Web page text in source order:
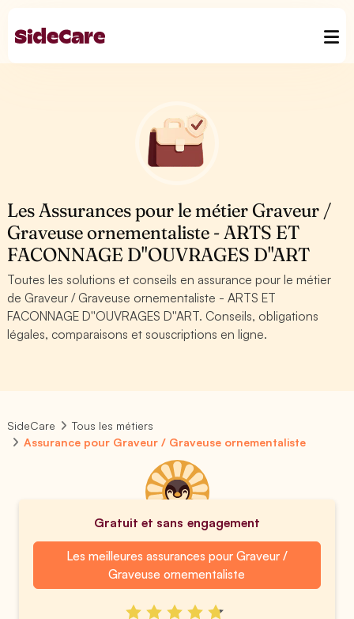
Les Assurances pour le métier Graveur /
Graveuse ornementaliste - ARTS ET
FACONNAGE D''OUVRAGES D''ART
Toutes les solutions et conseils en assurance pour le métier
de Graveur / Graveuse ornementaliste - ARTS ET
FACONNAGE D''OUVRAGES D''ART. Conseils, obligations
légales, comparaisons et souscriptions en ligne.
SideCare
Tous les métiers
Assurance pour Graveur / Graveuse ornementaliste
Gratuit et sans engagement
Les meilleures assurances pour Graveur /
Graveuse ornementaliste